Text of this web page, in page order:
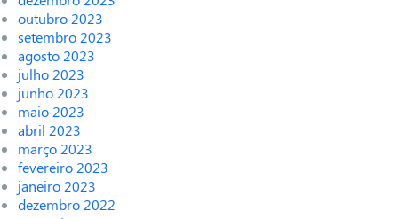
outubro 2023
setembro 2023
agosto 2023
julho 2023
junho 2023
maio 2023
abril 2023
março 2023
fevereiro 2023
janeiro 2023
dezembro 2022